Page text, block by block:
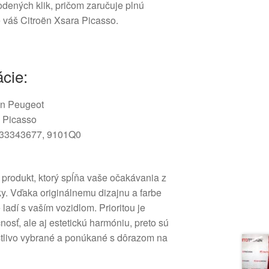
klik, pričom zaručuje plnú
Citroën Xsara Picasso.
Peugeot
9101Q0
ktorý spĺňa vaše očakávania z
Vďaka originálnemu dizajnu a farbe
s vaším vozidlom. Prioritou je
ale aj estetickú harmóniu, preto sú
vybrané a ponúkané s dôrazom na